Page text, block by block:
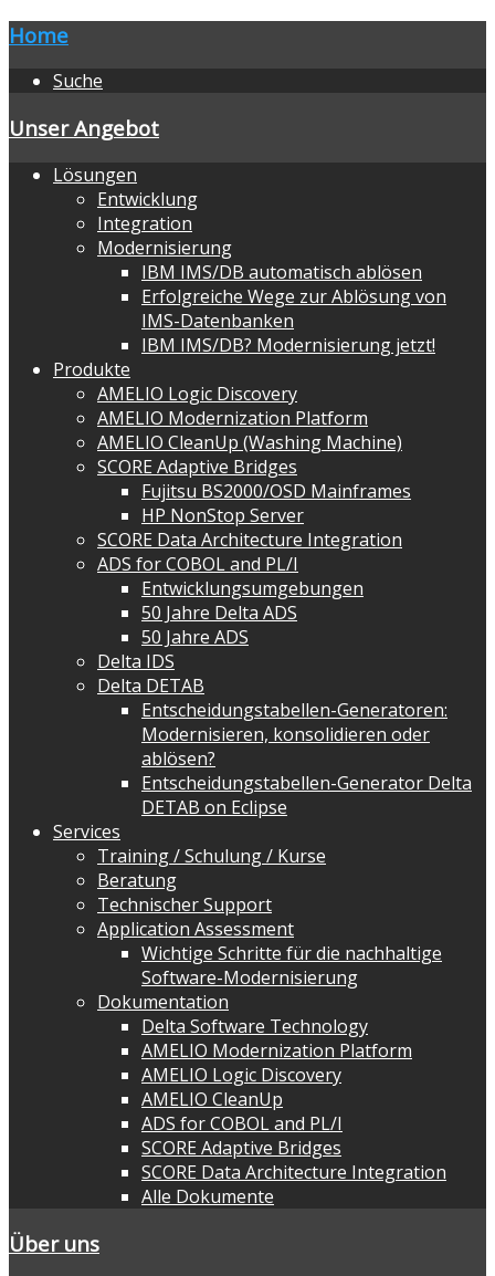
Home
Suche
Unser Angebot
Lösungen
Entwicklung
Integration
Modernisierung
IBM IMS/DB automatisch ablösen
Erfolgreiche Wege zur Ablösung von
IMS-Datenbanken
IBM IMS/DB? Modernisierung jetzt!
Produkte
AMELIO Logic Discovery
AMELIO Modernization Platform
AMELIO CleanUp (Washing Machine)
SCORE Adaptive Bridges
Fujitsu BS2000/OSD Mainframes
HP NonStop Server
SCORE Data Architecture Integration
ADS for COBOL and PL/I
Entwicklungsumgebungen
50 Jahre Delta ADS
50 Jahre ADS
Delta IDS
Delta DETAB
Entscheidungstabellen-Generatoren:
Modernisieren, konsolidieren oder
ablösen?
Entscheidungstabellen-Generator Delta
DETAB on Eclipse
Services
Training / Schulung / Kurse
Beratung
Technischer Support
Application Assessment
Wichtige Schritte für die nachhaltige
Software-Modernisierung
Dokumentation
Delta Software Technology
AMELIO Modernization Platform
AMELIO Logic Discovery
AMELIO CleanUp
ADS for COBOL and PL/I
SCORE Adaptive Bridges
SCORE Data Architecture Integration
Alle Dokumente
Über uns